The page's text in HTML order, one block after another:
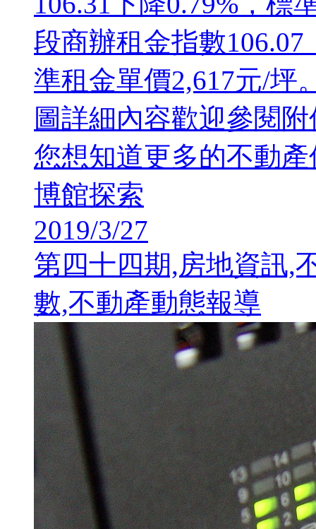
段商辦租金指數106.07
準租金單價2,617元/坪
圖詳細內容歡迎參閱
您想知道更多的不動
博館探索
2019/3/27
第四十四期,房地資訊,
數,不動產動態報導